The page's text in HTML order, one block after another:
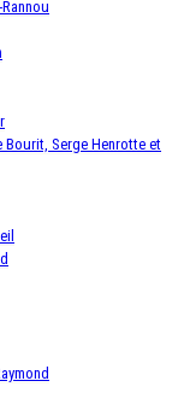
Bourit, Serge Henrotte et